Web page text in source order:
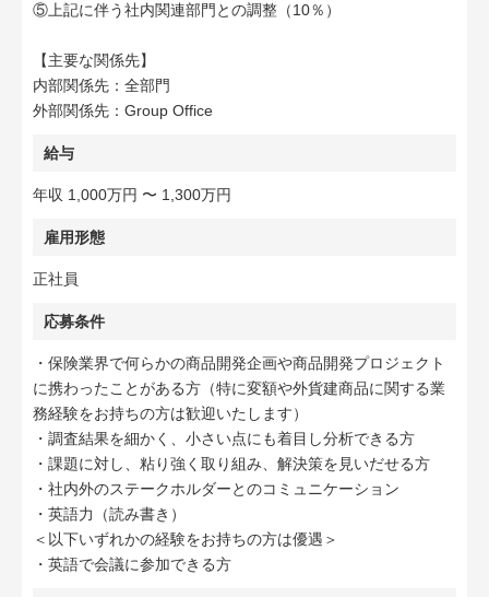
⑤上記に伴う社内関連部門との調整（10％）
【主要な関係先】
内部関係先：全部門
外部関係先：Group Office
給与
年収 1,000万円 〜 1,300万円
雇用形態
正社員
応募条件
・保険業界で何らかの商品開発企画や商品開発プロジェクト
に携わったことがある方（特に変額や外貨建商品に関する業
務経験をお持ちの方は歓迎いたします）
・調査結果を細かく、小さい点にも着目し分析できる方
・課題に対し、粘り強く取り組み、解決策を見いだせる方
・社内外のステークホルダーとのコミュニケーション
・英語力（読み書き）
＜以下いずれかの経験をお持ちの方は優遇＞
・英語で会議に参加できる方